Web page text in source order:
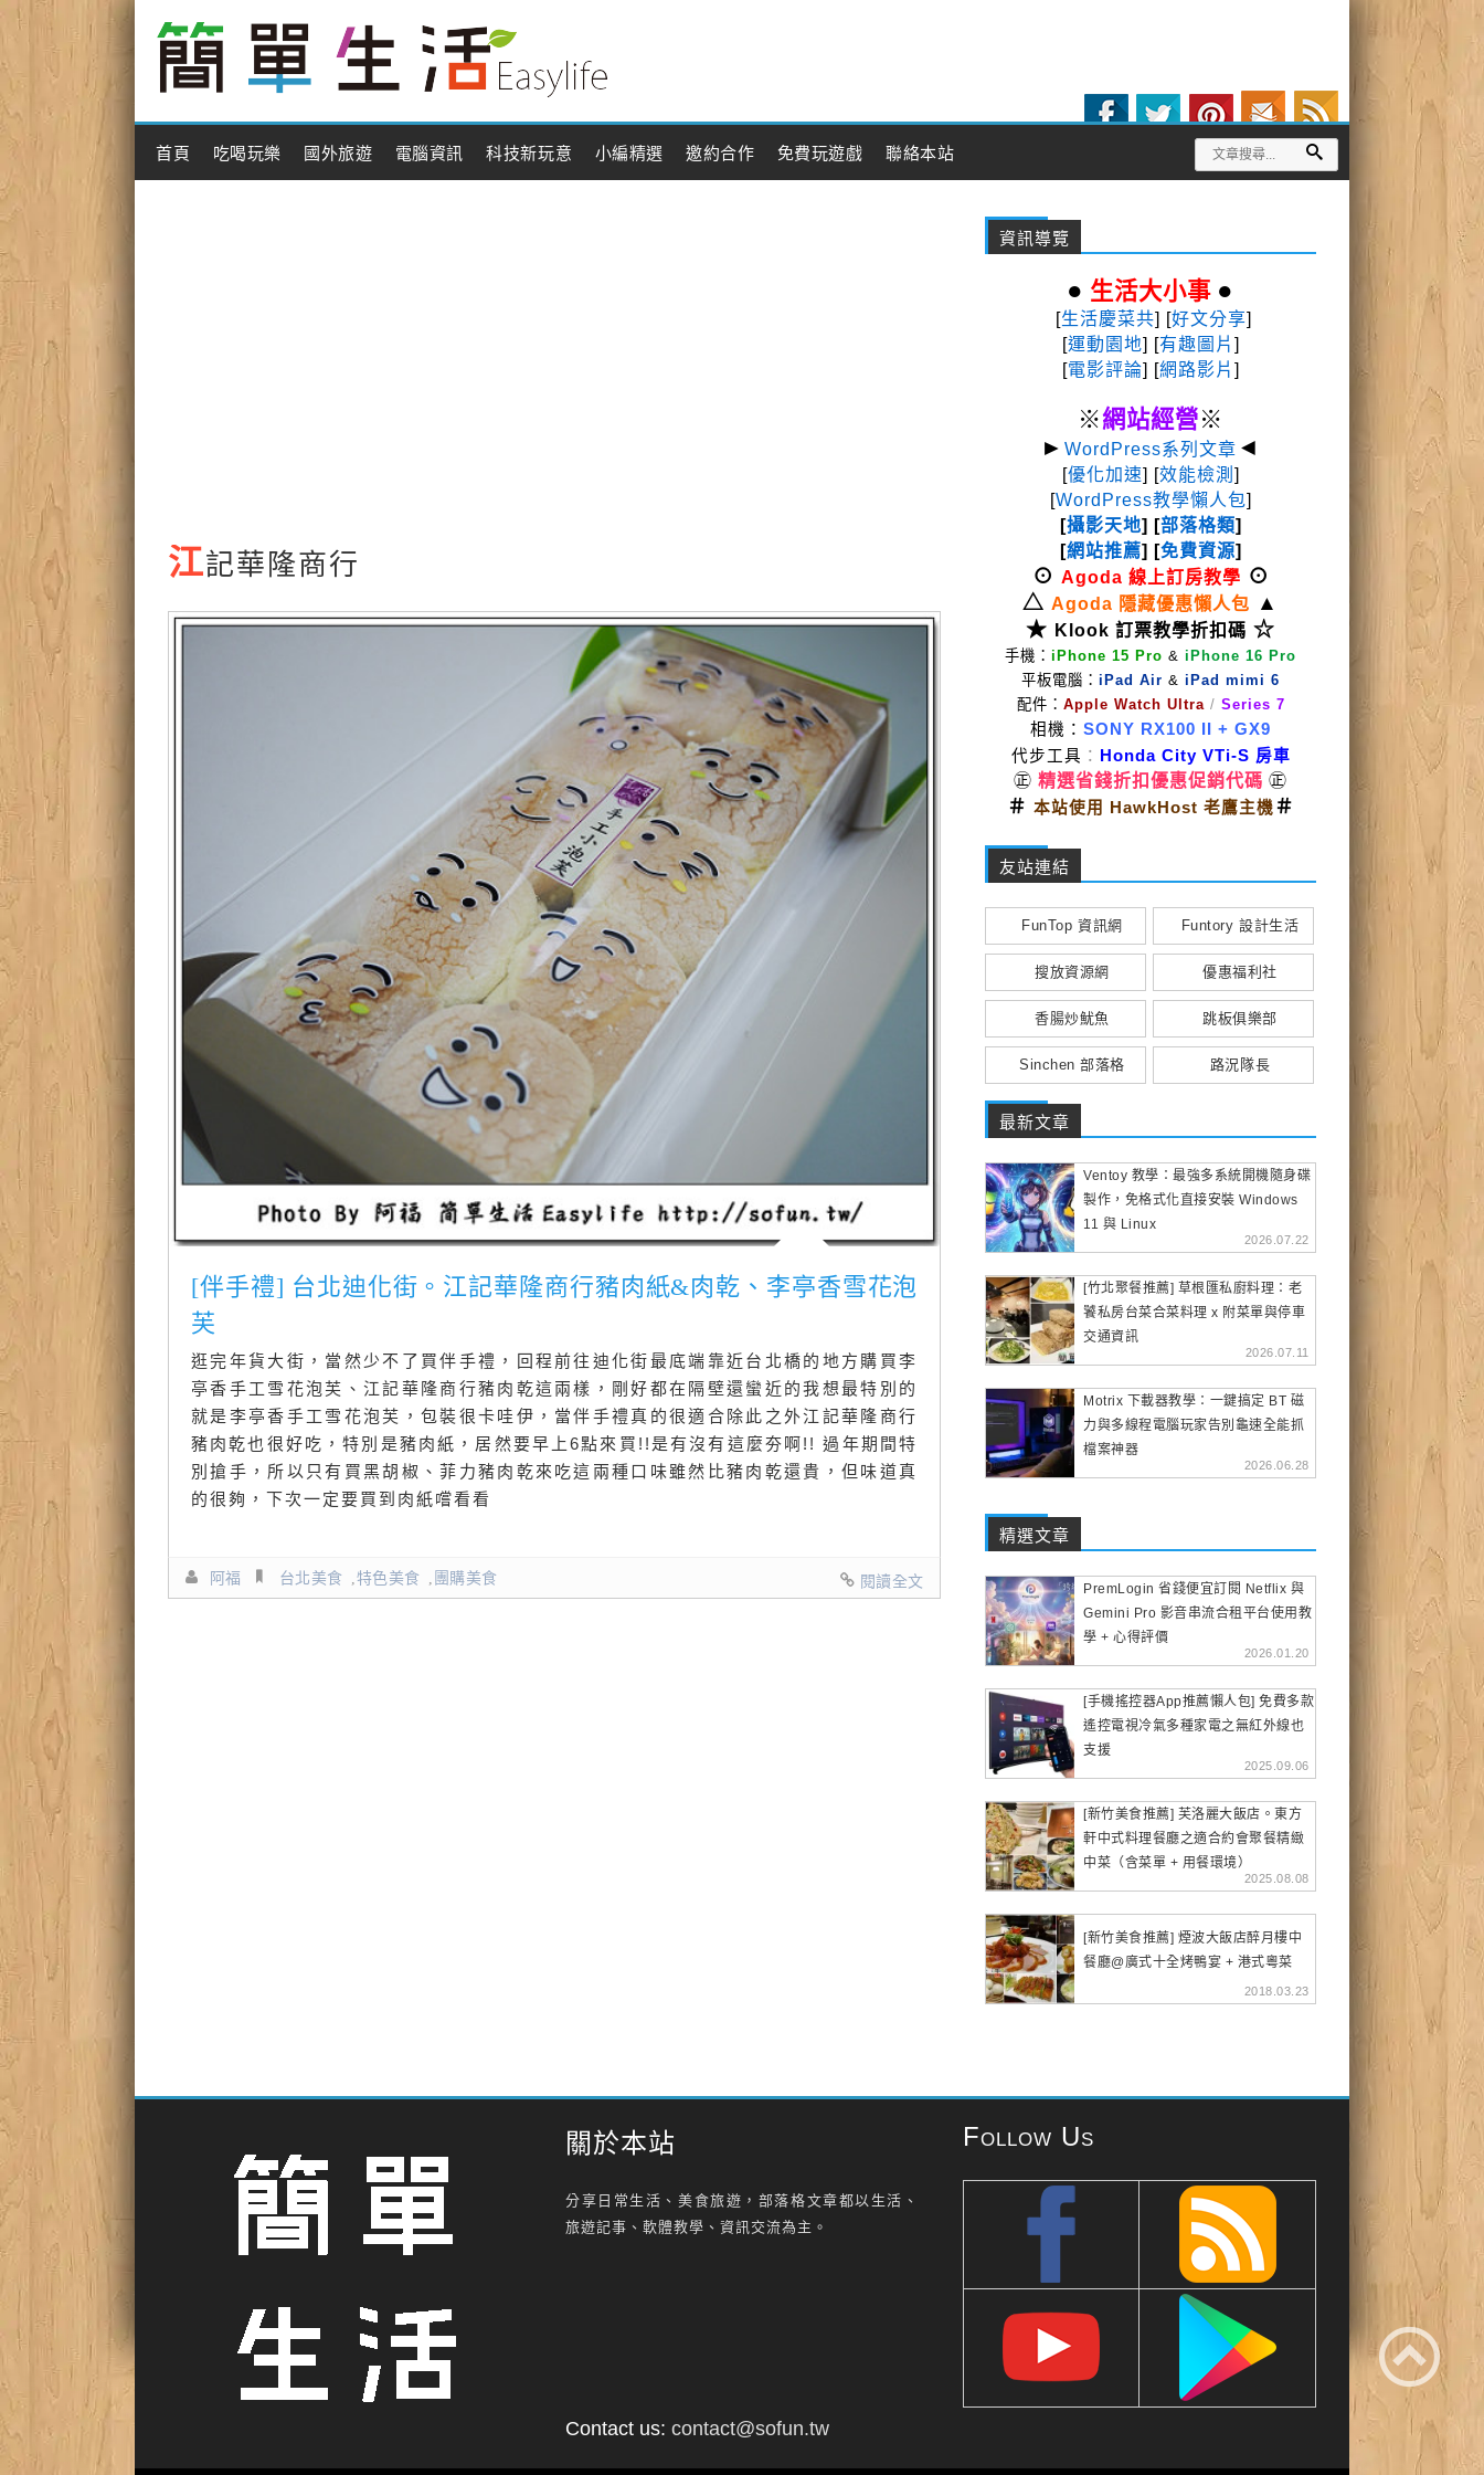
Main Menu
首頁 吃喝玩樂 國外旅遊 電腦資訊 科技新玩意 小編精選 邀約合作 免費玩遊戲 聯絡本站
江記華隆商行
[伴手禮] 台北迪化街。江記華隆商行豬肉紙&肉乾、李亭香雪花泡
芙
逛完年貨大街，當然少不了買伴手禮，回程前往迪化街最底端靠近台北橋的地方購買李
亭香手工雪花泡芙、江記華隆商行豬肉乾這兩樣，剛好都在隔壁還蠻近的我想最特別的
就是李亭香手工雪花泡芙，包裝很卡哇伊，當伴手禮真的很適合除此之外江記華隆商行
豬肉乾也很好吃，特別是豬肉紙，居然要早上6點來買!!是有沒有這麼夯啊!! 過年期間特
別搶手，所以只有買黑胡椒、菲力豬肉乾來吃這兩種口味雖然比豬肉乾還貴，但味道真
的很夠，下次一定要買到肉紙嚐看看
阿福 台北美食 特色美食 團購美食 閱讀全文
資訊導覽
● 生活大小事 ●
[生活慶菜共] [好文分享]
[運動園地] [有趣圖片 ]
[電影評論] [網路影片 ]
※網站經營※
► WordPress系列文章 ◄
[優化加速] [效能檢測 ]
[WordPress教學懶人包]
[攝影天地] [部落格類]
[網站推薦] [免費資源]
⊙ Agoda 線上訂房教學 ⊙
△ Agoda 隱藏優惠懶人包
▲
★ Klook 訂票教學折扣碼 ☆
手機： iPhone 15 Pro & iPhone 16 Pro
平板電腦： iPad Air & iPad mimi 6
配件： Apple Watch Ultra / Series 7
相機： SONY RX100 II
+ GX9
代步工具 ： Honda City VTi-S 房車
㊣ 精選省錢折扣優惠促銷代碼 ㊣
＃ 本站使用 HawkHost 老鷹主機＃
友站連結
FunTop 資訊網 Funtory 設計生活
搜放資源網 優惠福利社
香腸炒魷魚 跳板俱樂部
Sinchen 部落格 路況隊長
最新文章
Ventoy 教學：最強多系統開機隨身碟
製作，免格式化直接安裝 Windows
11 與 Linux
2026.07.22
[竹北聚餐推薦] 草根匯私廚料理：老
饕私房台菜合菜料理 x 附菜單與停車
交通資訊
2026.07.11
Motrix 下載器教學：一鍵搞定 BT 磁
力與多線程電腦玩家告別龜速全能抓
檔案神器
2026.06.28
精選文章
PremLogin 省錢便宜訂閱 Netflix 與
Gemini Pro 影音串流合租平台使用教
學 + 心得評價
2026.01.20
[手機搖控器App推薦懶人包] 免費多款
遙控電視冷氣多種家電之無紅外線也
支援
2025.09.06
[新竹美食推薦] 芙洛麗大飯店。東方
軒中式料理餐廳之適合約會聚餐精緻
中菜（含菜單 + 用餐環境）
2025.08.08
[新竹美食推薦] 煙波大飯店醉月樓中
餐廳@廣式十全烤鴨宴 + 港式粵菜
2018.03.23
關於本站
分享日常生活、美食旅遊，部落格文章都以生活、
旅遊記事、軟體教學、資訊交流為主。
Contact us: contact@sofun.tw
Follow Us